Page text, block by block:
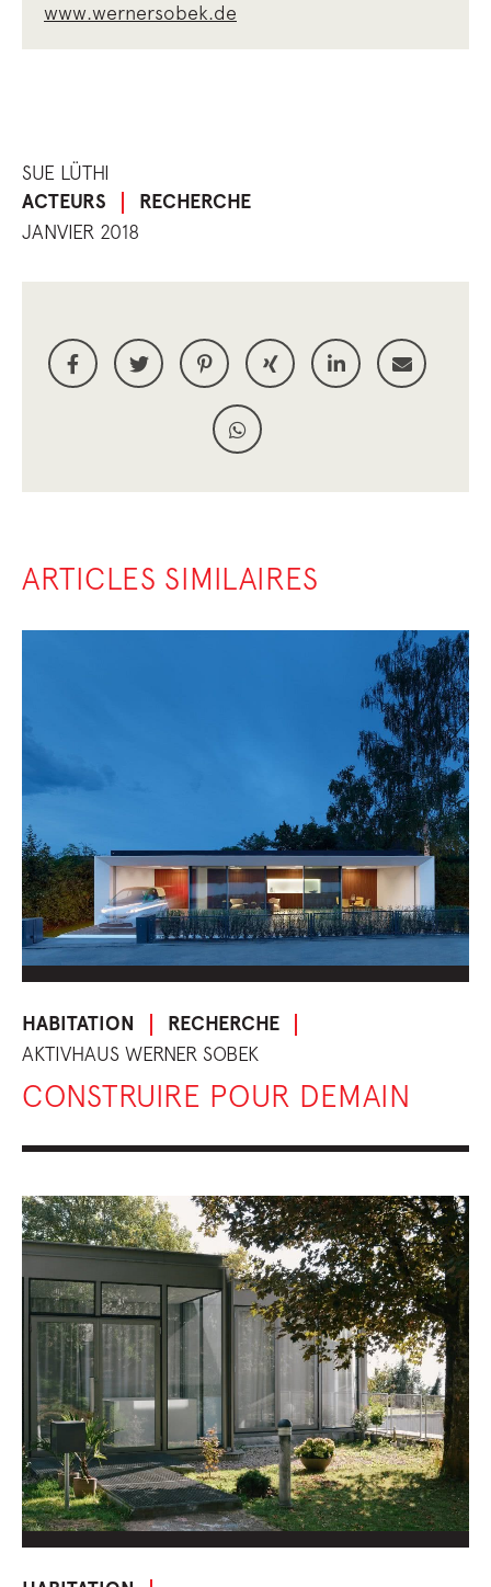
www.wernersobek.de
SUE LÜTHI
ACTEURS RECHERCHE
JANVIER 2018
ARTICLES SIMILAIRES
HABITATION RECHERCHE
AKTIVHAUS WERNER SOBEK
CONSTRUIRE POUR DEMAIN